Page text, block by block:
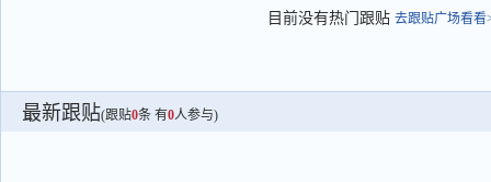
目前没有热门跟贴 去跟贴广场看看
最新跟贴(跟贴0条 有0人参与)